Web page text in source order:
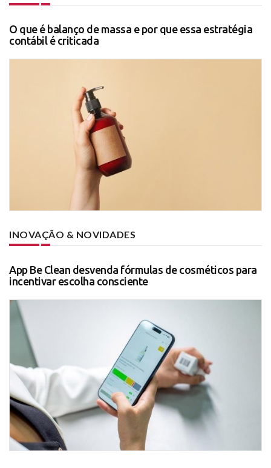
O que é balanço de massa e por que essa estratégia
contábil é criticada
INOVAÇÃO & NOVIDADES
App Be Clean desvenda fórmulas de cosméticos para
incentivar escolha consciente